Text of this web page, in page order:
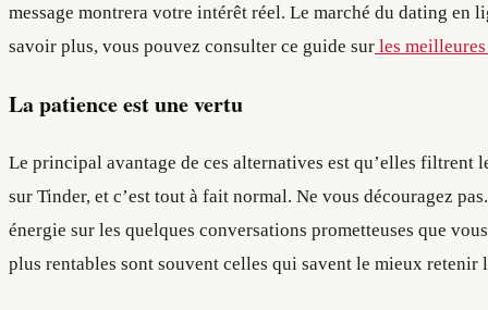
message montrera votre intérêt réel. Le marché du dating en
savoir plus, vous pouvez consulter ce guide sur les
La patience est une vertu
Le principal avantage de ces alternatives est qu’elles filtrent
sur Tinder, et c’est tout à fait normal. Ne vous découragez
énergie sur les quelques conversations prometteuses que
plus rentables sont souvent celles qui savent le mieux retenir